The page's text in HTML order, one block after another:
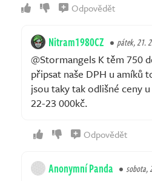
Odpovědět
Nitram1980CZ pátek, 21.
@Stormangels K těm 750
připsat naše DPH u amíků
jsou taky tak odlišné ceny
22-23 000kč.
Odpovědět
Anonymní Panda sobota,